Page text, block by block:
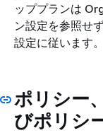
ッププランは
ン設定を参照せ
設定に従います。
ポリシー
びポリシ